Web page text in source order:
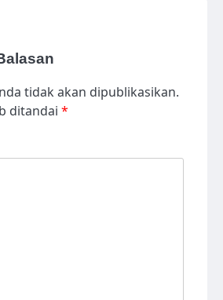
tidak akan dipublikasikan.
ditandai *